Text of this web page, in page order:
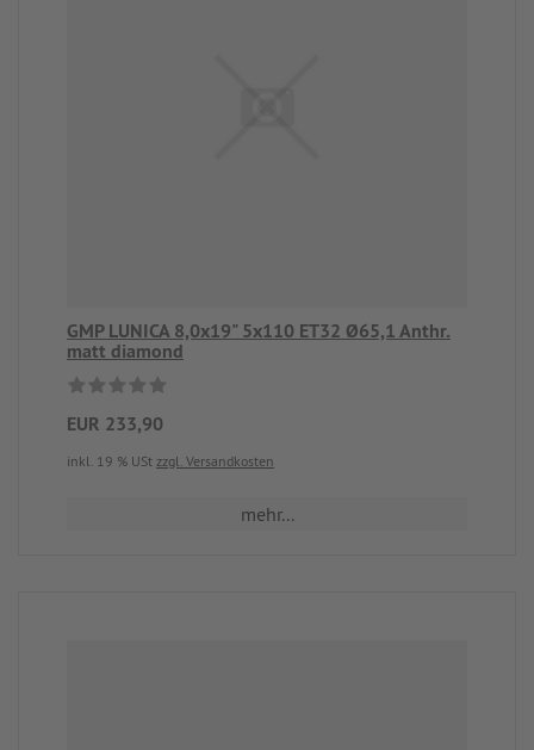
GMP LUNICA 8,0x19" 5x110 ET32 Ø65,1 Anthr.
matt diamond
EUR 233,90
inkl. 19 % USt zzgl. Versandkosten
mehr...